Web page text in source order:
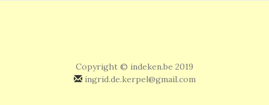
Copyright © indeken.be 2019
ingrid.de.kerpel@gmail.com